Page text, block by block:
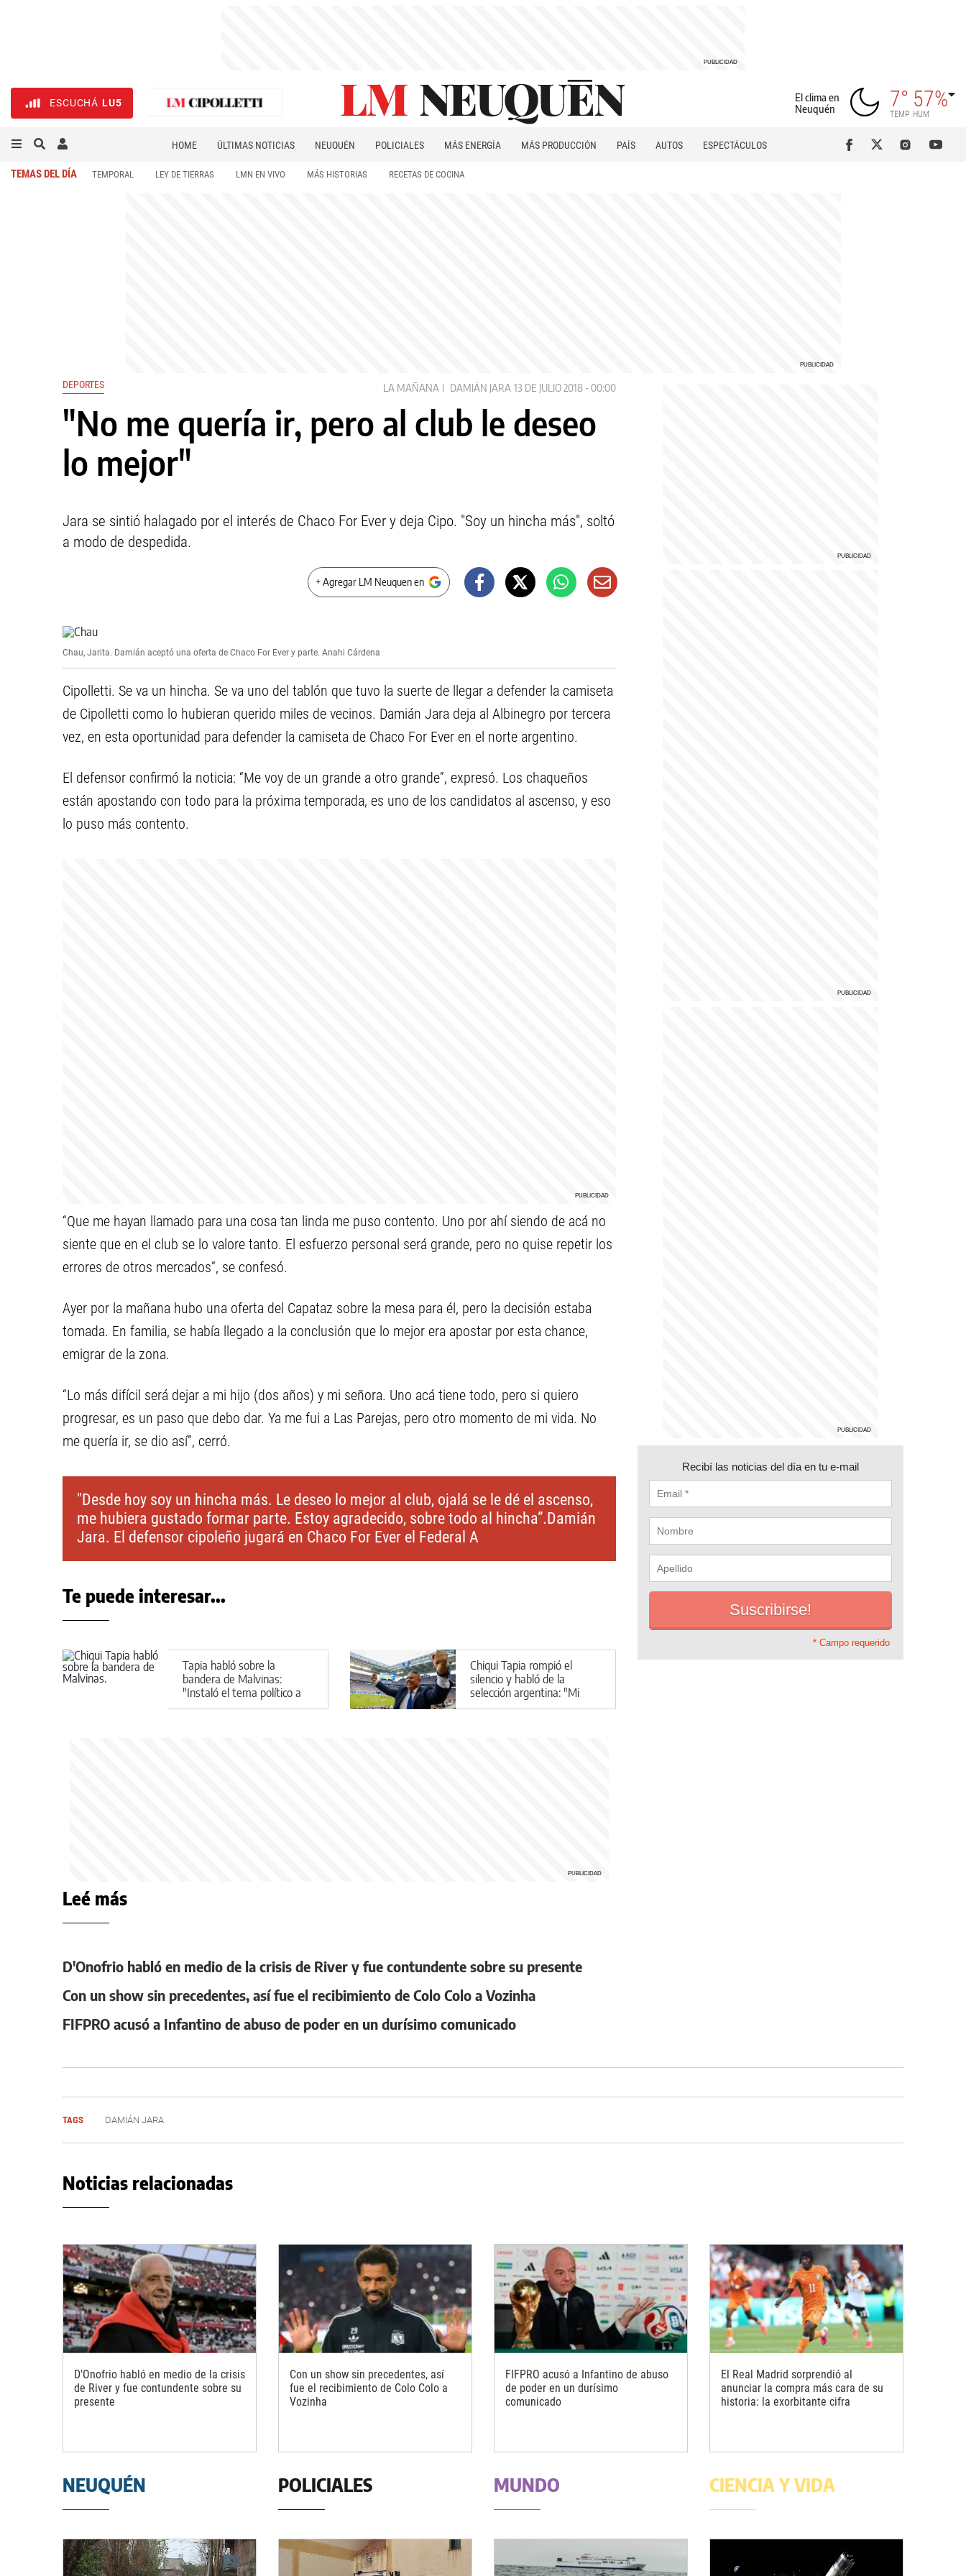
ESCUCHÁ LU5
El clima en
Neuquén
7°
TEMP
57%
HUM
HOME ÚLTIMAS NOTICIAS NEUQUÉN POLICIALES MÁS ENERGÍA MÁS PRODUCCIÓN PAÍS AUTOS
ESPECTÁCULOS
TEMAS DEL DÍA TEMPORAL LEY DE TIERRAS LMN EN VIVO MÁS HISTORIAS RECETAS DE COCINA
DEPORTES LA MAÑANA DAMIÁN JARA 13 DE JULIO 2018 - 00:00
"No me quería ir, pero al club le deseo
lo mejor"
Jara se sintió halagado por el interés de Chaco For Ever y deja Cipo. "Soy un hincha más", soltó
a modo de despedida.
+ Agregar LM Neuquen en
Chau, Jarita. Damián aceptó una oferta de Chaco For Ever y parte. Anahi Cárdena
Cipolletti. Se va un hincha. Se va uno del tablón que tuvo la suerte de llegar a defender la camiseta
de Cipolletti como lo hubieran querido miles de vecinos. Damián Jara deja al Albinegro por tercera
vez, en esta oportunidad para defender la camiseta de Chaco For Ever en el norte argentino.
El defensor confirmó la noticia: “Me voy de un grande a otro grande”, expresó. Los chaqueños
están apostando con todo para la próxima temporada, es uno de los candidatos al ascenso, y eso
lo puso más contento.
“Que me hayan llamado para una cosa tan linda me puso contento. Uno por ahí siendo de acá no
siente que en el club se lo valore tanto. El esfuerzo personal será grande, pero no quise repetir los
errores de otros mercados”, se confesó.
Ayer por la mañana hubo una oferta del Capataz sobre la mesa para él, pero la decisión estaba
tomada. En familia, se había llegado a la conclusión que lo mejor era apostar por esta chance,
emigrar de la zona.
“Lo más difícil será dejar a mi hijo (dos años) y mi señora. Uno acá tiene todo, pero si quiero
progresar, es un paso que debo dar. Ya me fui a Las Parejas, pero otro momento de mi vida. No
me quería ir, se dio así”, cerró.
"Desde hoy soy un hincha más. Le deseo lo mejor al club, ojalá se le dé el ascenso,
me hubiera gustado formar parte. Estoy agradecido, sobre todo al hincha”.Damián
Jara. El defensor cipoleño jugará en Chaco For Ever el Federal A
Te puede interesar...
Tapia habló sobre la
bandera de Malvinas:
"Instaló el tema político a
nivel mundial"
Chiqui Tapia rompió el
silencio y habló de la
selección argentina: "Mi
plan A, B y C es Scaloni"
Recibí las noticias del día en tu e-mail
* Campo requerido
Leé más
D'Onofrio habló en medio de la crisis de River y fue contundente sobre su presente
Con un show sin precedentes, así fue el recibimiento de Colo Colo a Vozinha
FIFPRO acusó a Infantino de abuso de poder en un durísimo comunicado
TAGS DAMIÁN JARA
Noticias relacionadas
D'Onofrio habló en medio de la crisis
de River y fue contundente sobre su
presente
Con un show sin precedentes, así
fue el recibimiento de Colo Colo a
Vozinha
FIFPRO acusó a Infantino de abuso
de poder en un durísimo
comunicado
El Real Madrid sorprendió al
anunciar la compra más cara de su
historia: la exorbitante cifra
NEUQUÉN POLICIALES MUNDO CIENCIA Y VIDA